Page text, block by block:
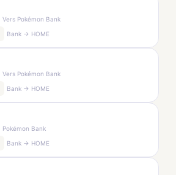
Vers Pokémon Bank
Bank → HOME
Vers Pokémon Bank
Bank → HOME
Pokémon Bank
Bank → HOME